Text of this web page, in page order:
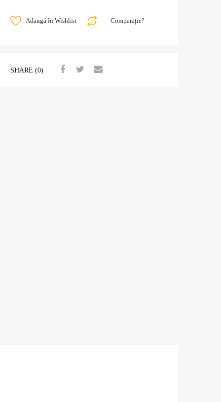
Comparație?
Adaugă în Wishlist
SHARE (0)